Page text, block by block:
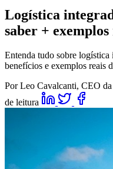
Logística
saber + exemplos
Entenda tudo sobre
benefícios e exemplos reais
Por Leo Cavalcanti, CEO
de leitura